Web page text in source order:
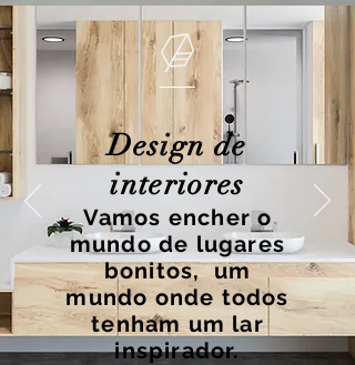
Design de
interiores
Vamos encher o
mundo de lugares
bonitos, um
mundo onde todos
tenham um lar
inspirador.